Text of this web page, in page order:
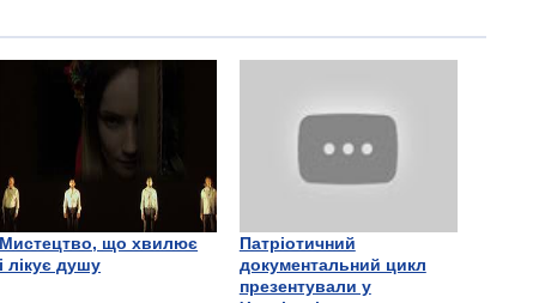
Мистецтво, що хвилює
і лікує душу
Патріотичний
документальний цикл
презентували у